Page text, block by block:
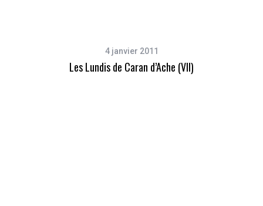
4 janvier 2011
Les Lundis de Caran d’Ache (VII)